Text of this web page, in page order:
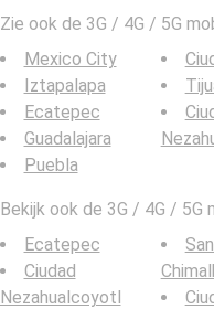
Zie ook de 3G / 4G / 5G
Mexico City
Iztapalapa
Ecatepec
Guadalajara
Puebla
Bekijk ook de 3G / 4G / 5G
Ecatepec
Ciudad
Nezahualcoyotl